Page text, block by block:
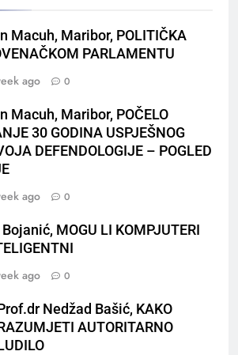
Macuh, Maribor, POLITIČKA
PARLAMENTU
ago 0
Macuh, Maribor, POČELO
30 GODINA USPJEŠNOG
DEFENDOLOGIJE – POGLED
ago 0
MOGU LI KOMPJUTERI
ago 0
Prof.dr Nedžad Bašić, KAKO
RAZUMJETI AUTORITARNO
LUDILO